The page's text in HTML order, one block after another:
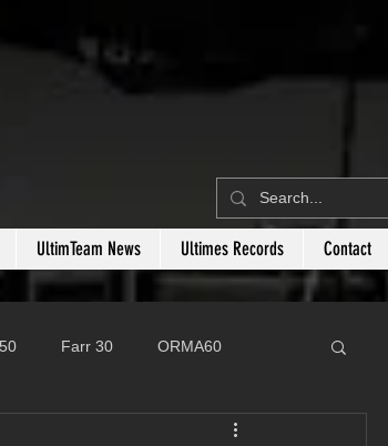
UltimTeam News Ultimes Records Contact
Farr 30 ORMA60